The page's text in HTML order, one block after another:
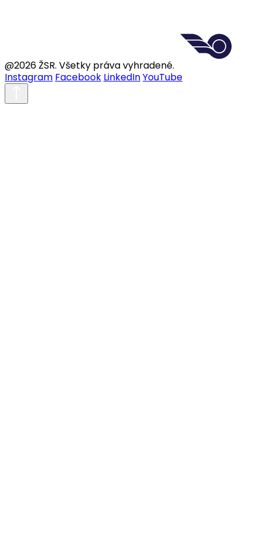
@2026 ŽSR. Všetky práva vyhradené.
Instagram Facebook LinkedInYouTube